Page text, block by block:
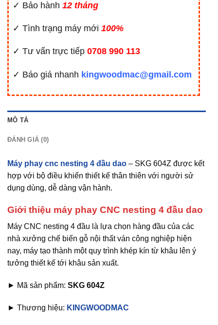
✓ Bảo hành 12 tháng
✓ Tình trạng máy mới 100%
✓ Tư vấn trực tiếp 0708 990 113
✓ Báo giá nhanh kingwoodmac@gmail.com
MÔ TẢ
ĐÁNH GIÁ (0)
Máy phay cnc nesting 4 đầu dao – SKG 604Z được kết
hợp với bộ điều khiển thiết kế thân thiên với người sử
dụng dùng, dễ dàng vận hành.
Giới thiệu máy phay CNC nesting 4 đầu dao
Máy CNC nesting 4 đầu là lựa chọn hàng đầu của các
nhà xưởng chế biến gỗ nội thất ván công nghiệp hiện
nay, máy tạo thành một quy trình khép kín từ khâu lên ý
tưởng thiết kế tới khâu sản xuất.
► Mã sản phẩm: SKG 604Z
► Thương hiệu: KINGWOODMAC